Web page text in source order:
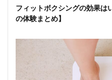
フィットボクシングの効果は
の体験まとめ】